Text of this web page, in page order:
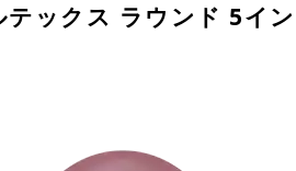
テックス ラウンド 5イ